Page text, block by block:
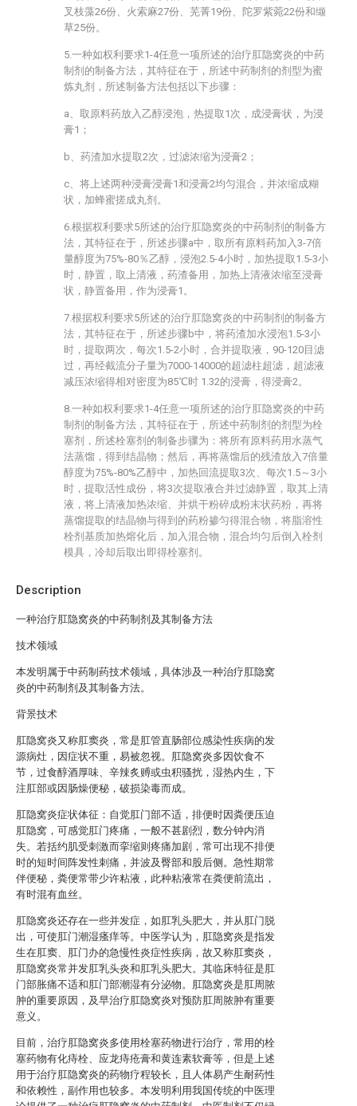
Description
一种治疗肛隐窝炎的中药制剂及其制备方法
技术领域
本发明属于中药制药技术领域，具体涉及一种治疗肛隐窝
炎的中药制剂及其制备方法。
背景技术
肛隐窝炎又称肛窦炎，常是肛管直肠部位感染性疾病的发
源病灶，因症状不重，易被忽视。肛隐窝炎多因饮食不
节，过食醇酒厚味、辛辣炙赙或虫积骚扰，湿热内生，下
注肛部或因肠燥便秘，破损染毒而成。
肛隐窝炎症状体征：自觉肛门部不适，排便时因粪便压迫
肛隐窝，可感觉肛门疼痛，一般不甚剧烈，数分钟内消
失。若括约肌受刺激而挛缩则疼痛加剧，常可出现不排便
时的短时间阵发性刺痛，并波及臀部和股后侧。急性期常
伴便秘，粪便常带少许粘液，此种粘液常在粪便前流出，
有时混有血丝。
肛隐窝炎还存在一些并发症，如肛乳头肥大，并从肛门脱
出，可使肛门潮湿瘙痒等。中医学认为，肛隐窝炎是指发
生在肛窦、肛门办的急慢性炎症性疾病，故又称肛窦炎，
肛隐窝炎常并发肛乳头炎和肛乳头肥大。其临床特征是肛
门部胀痛不适和肛门部潮湿有分泌物。肛隐窝炎是肛周脓
肿的重要原因，及早治疗肛隐窝炎对预防肛周脓肿有重要
意义。
目前，治疗肛隐窝炎多使用栓塞药物进行治疗，常用的栓
塞药物有化痔栓、应龙痔疮膏和黄连素软膏等，但是上述
用于治疗肛隐窝炎的药物疗程较长，且人体易产生耐药性
和依赖性，副作用也较多。本发明利用我国传统的中医理
叉枝藻26份、火索麻27份、芜菁19份、陀罗紫菀22份和缬
草25份。
5.一种如权利要求1-4任意一项所述的治疗肛隐窝炎的中药
制剂的制备方法，其特征在于，所述中药制剂的剂型为蜜
炼丸剂，所述制备方法包括以下步骤：
a、取原料药放入乙醇浸泡，热提取1次，成浸膏状，为浸
膏1；
b、药渣加水提取2次，过滤浓缩为浸膏2；
c、将上述两种浸膏浸膏1和浸膏2均匀混合，并浓缩成糊
状，加蜂蜜搓成丸剂。
6.根据权利要求5所述的治疗肛隐窝炎的中药制剂的制备方
法，其特征在于，所述步骤a中，取所有原料药加入3-7倍
量醇度为75%-80％乙醇，浸泡2.5-4小时，加热提取1.5-3小
时，静置，取上清液，药渣备用，加热上清液浓缩至浸膏
状，静置备用，作为浸膏1。
7.根据权利要求5所述的治疗肛隐窝炎的中药制剂的制备方
法，其特征在于，所述步骤b中，将药渣加水浸泡1.5-3小
时，提取两次，每次1.5-2小时，合并提取液，90-120目滤
过，再经截流分子量为7000-14000的超滤柱超滤，超滤液
减压浓缩得相对密度为85℃时 1.32的浸膏，得浸膏2。
8.一种如权利要求1-4任意一项所述的治疗肛隐窝炎的中药
制剂的制备方法，其特征在于，所述中药制剂的剂型为栓
塞剂，所述栓塞剂的制备步骤为：将所有原料药用水蒸气
法蒸馏，得到结晶物；然后，再将蒸馏后的残渣放入7倍量
醇度为75%-80%乙醇中，加热回流提取3次、每次1.5～3小
时，提取活性成份，将3次提取液合并过滤静置，取其上清
液，将上清液加热浓缩、并烘干粉碎成粉末状药粉，再将
蒸馏提取的结晶物与得到的药粉掺匀得混合物，将脂溶性
栓剂基质加热熔化后，加入混合物，混合均匀后倒入栓剂
模具，冷却后取出即得栓塞剂。